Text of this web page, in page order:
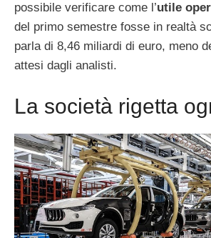
possibile verificare come l’utile
del primo semestre fosse in realtà
parla di 8,46 miliardi di euro, meno
attesi dagli analisti.
La società rigetta